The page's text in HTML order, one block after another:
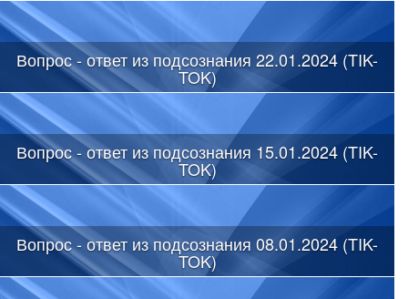
Вопрос - ответ из подсознания 22.01.2024 (TIK-
TOK)
Вопрос - ответ из подсознания 15.01.2024 (TIK-
TOK)
Вопрос - ответ из подсознания 08.01.2024 (TIK-
TOK)